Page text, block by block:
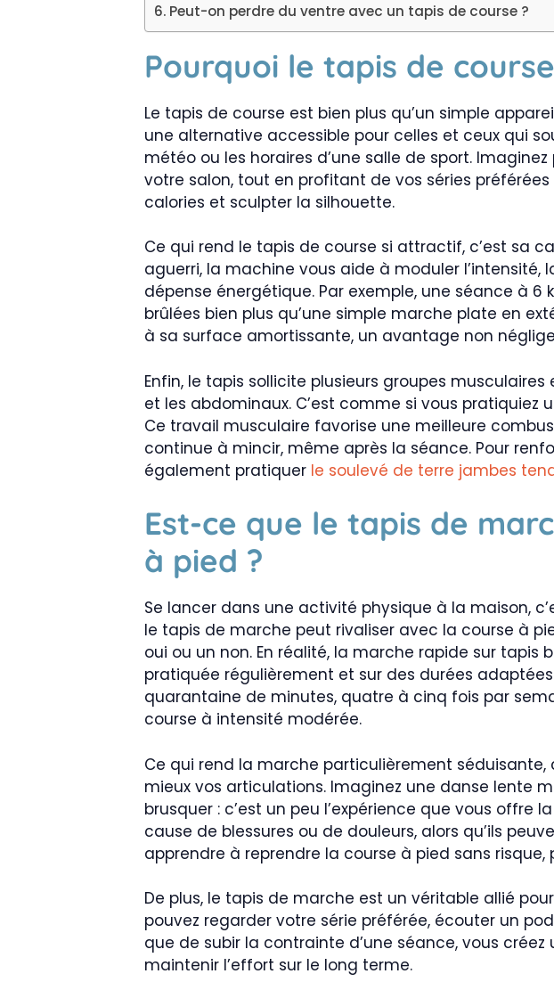
Peut-on perdre du ventre avec un tapis de course ?
Pourquoi le tapis de
Le tapis de course est bien plus qu’un simple
une alternative accessible pour celles et ceux qui
météo ou les horaires d’une salle de sport.
votre salon, tout en profitant de vos séries
calories et sculpter la silhouette.
Ce qui rend le tapis de course si attractif, c’est sa
aguerri, la machine vous aide à moduler l’intensité,
dépense énergétique. Par exemple, une séance à
brûlées bien plus qu’une simple marche plate en
à sa surface amortissante, un avantage non
Enfin, le tapis sollicite plusieurs groupes
et les abdominaux. C’est comme si vous
Ce travail musculaire favorise une meilleure
continue à mincir, même après la séance. Pour
également pratiquer le soulevé de terre jambes
Est-ce que le tapis de
à pied ?
Se lancer dans une activité physique à la maison,
le tapis de marche peut rivaliser avec la course à
oui ou un non. En réalité, la marche rapide sur
pratiquée régulièrement et sur des durées
quarantaine de minutes, quatre à cinq fois par
course à intensité modérée.
Ce qui rend la marche particulièrement séduisante,
mieux vos articulations. Imaginez une danse lente
brusquer : c’est un peu l’expérience que vous
cause de blessures ou de douleurs, alors qu’ils
apprendre à reprendre la course à pied sans risque,
De plus, le tapis de marche est un véritable allié
pouvez regarder votre série préférée, écouter un
que de subir la contrainte d’une séance, vous
maintenir l’effort sur le long terme.